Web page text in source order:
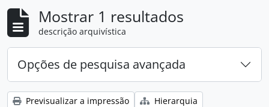
Mostrar 1 resultados
descrição arquivística
Opções de pesquisa avançada
Previsualizar a impressão
Hierarquia